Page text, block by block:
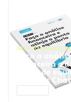
GESTÃO
Faça a
financeira e
ponto de
Prompts